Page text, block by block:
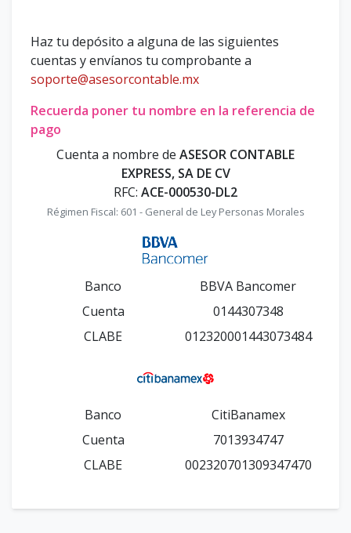
Haz tu depósito a alguna de las siguientes
cuentas y envíanos tu comprobante a
soporte@asesorcontable.mx
Recuerda poner tu nombre en la referencia de
pago
Cuenta a nombre de ASESOR CONTABLE
EXPRESS, SA DE CV
RFC: ACE-000530-DL2
Régimen Fiscal: 601 - General de Ley Personas Morales
Banco
BBVA Bancomer
Cuenta
0144307348
CLABE
012320001443073484
Banco
CitiBanamex
Cuenta
7013934747
CLABE
002320701309347470